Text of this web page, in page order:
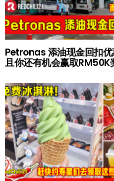
Petronas 添油现金回扣
且你还有机会赢取RM50K